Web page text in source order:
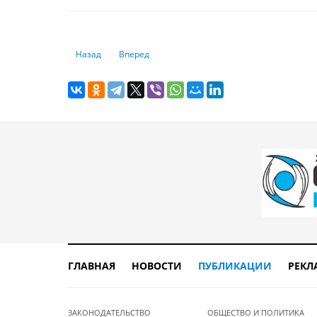
Предыдущий: Казахстан закончил год с самой высокой
Назад Следующий: Загадка о премиях:
Вперед
ГЛАВНАЯ НОВОСТИ ПУБЛИКАЦИИ
ЗАКОНОДАТЕЛЬСТВО ОБЩЕСТВО И ПОЛИТИКА